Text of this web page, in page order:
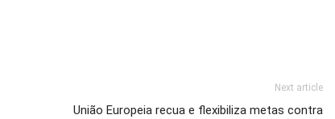
Next article
União Europeia recua e flexibiliza metas contra